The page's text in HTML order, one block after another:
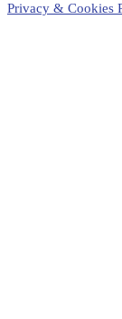
Privacy & Cookies